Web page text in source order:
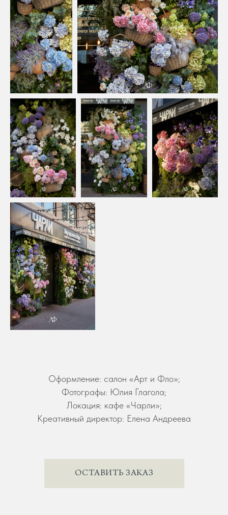
Оформление: салон «Арт и Фло»;
Фотографы: Юлия Глагола;
Локация: кафе «Чарли»;
Креативный директор: Елена Андреева
ОСТАВИТЬ ЗАКАЗ